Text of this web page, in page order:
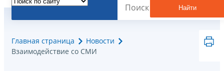
Найти
Главная страница
Новости
Взаимодействие со СМИ